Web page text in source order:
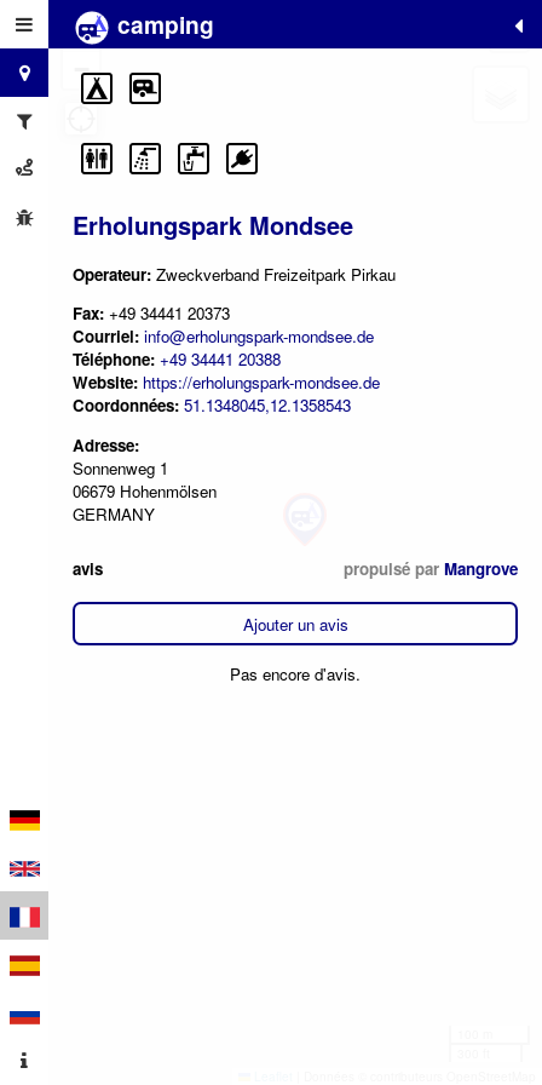
camping
Erholungspark Mondsee
Operateur: Zweckverband Freizeitpark Pirkau
Fax: +49 34441 20373
Courriel: info@erholungspark-mondsee.de
Téléphone: +49 34441 20388
Website: https://erholungspark-mondsee.de
Coordonnées: 51.1348045,12.1358543
Adresse:
Sonnenweg 1
06679 Hohenmölsen
GERMANY
avis propulsé par Mangrove
Ajouter un avis
Pas encore d'avis.
+
−